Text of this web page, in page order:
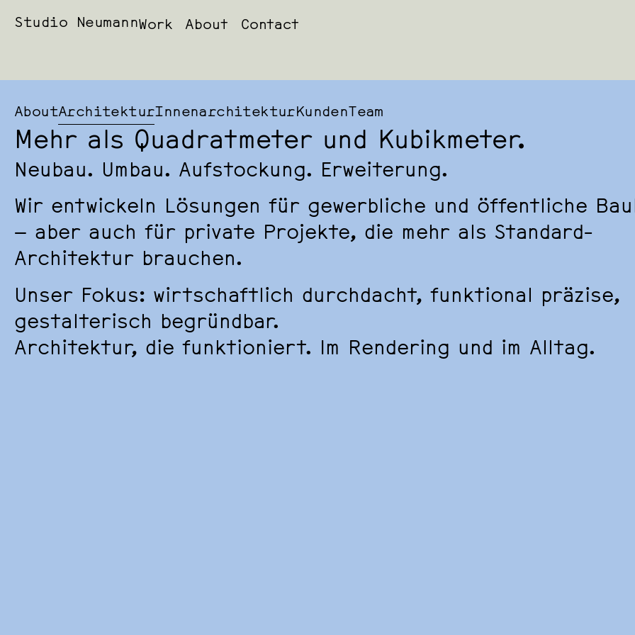
Studio NeumannWork About Contact
AboutArchitekturInnenarchitektur Kunden Team
Mehr als Quadratmeter und Kubikmeter.
Neubau. Umbau. Aufstockung. Erweiterung.
Wir entwickeln Lösungen für gewerbliche und öffentliche
– aber auch für private Projekte, die mehr als Standard-
Architektur brauchen.
Unser Fokus: wirtschaftlich durchdacht, funktional präzise,
gestalterisch begründbar.
Architektur, die funktioniert. Im Rendering und im Alltag.